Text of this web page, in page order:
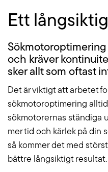
Ett
och kräver
sker allt som oftast
Det är viktigt att arbetet
sökmotoroptimering
sökmotorernas ständiga
mer tid och kärlek på din
så kommer det med
bättre långsiktigt resultat.